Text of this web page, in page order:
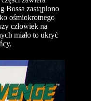
Bossa zastąpiono
ośmiokrotnego
człowiek na
miało to ukryć